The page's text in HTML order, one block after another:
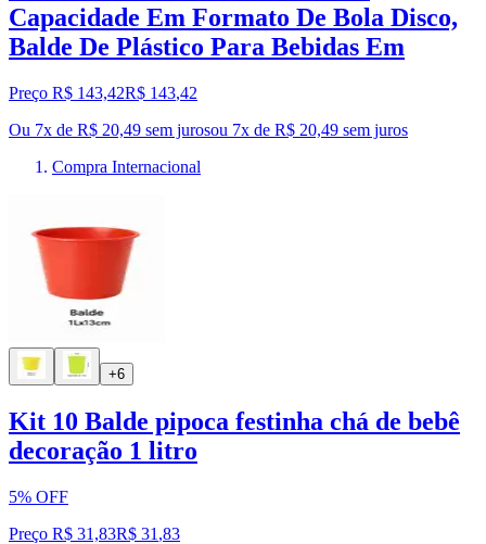
Capacidade Em Formato De Bola Disco,
Balde De Plástico Para Bebidas Em
Preço R$ 143,42R$ 143,42
Ou 7x de R$ 20,49 sem jurosou 7x de R$ 20,49 sem juros
Compra Internacional
+6
Kit 10 Balde pipoca festinha chá de bebê
decoração 1 litro
5% OFF
Preço R$ 31,83R$ 31 ,83